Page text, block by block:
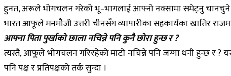
हुनत, अरूले भोगचलन गरेको भू–भागलाई आफ्नो नक्सामा समेट्नु चानचुने कुरा
भारत आफूले मनमौजी उत्तरी चीनसँग व्यापारीका सहकार्यका खातिर
आफ्ना पिता पुर्खाको छाला नचिन्ने पनि कुनै छोरा हुन्छ र ?
त्यस्तै, आफूले भोगचलन गरिरहेको माटो नचिन्ने पनि जग्गा धनी हुन्छ र ?
पनि पक्ष र प्रतिपक्षको तर्क सुन्दा ।